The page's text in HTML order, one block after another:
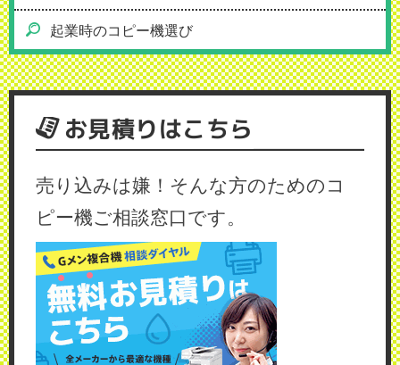
起業時のコピー機選び
お見積りはこちら
売り込みは嫌！そんな方のためのコ
ピー機ご相談窓口です。